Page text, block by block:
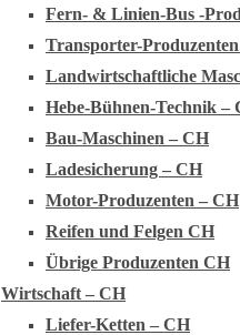
Fern- & Linien-Bus -
Transporter-
Landwirtschaftliche
Hebe-Bühnen-Technik –
Bau-Maschinen – CH
Ladesicherung – CH
Motor-Produzenten – CH
Reifen und Felgen CH
Übrige Produzenten CH
Wirtschaft – CH
Liefer-Ketten – CH